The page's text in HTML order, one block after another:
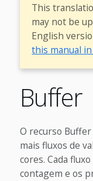
This
may not be
English
this manual
Buffer
O recurso
mais fluxos de
cores. Cada
contagem e os